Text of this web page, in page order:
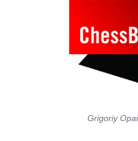
Grigoriy